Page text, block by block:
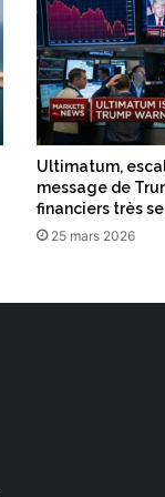
Ultimatum,
message de
financiers très
25 mars 2026